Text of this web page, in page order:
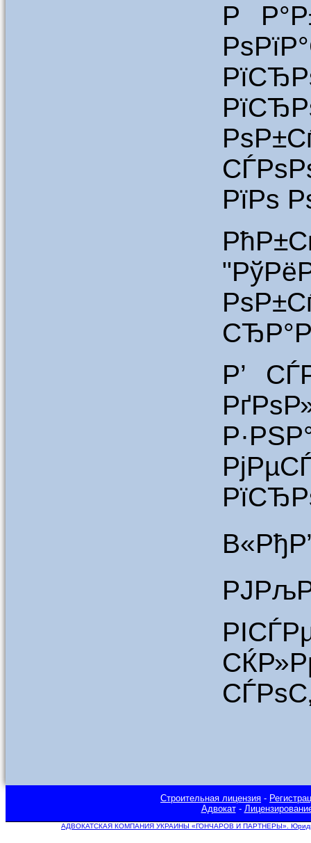
Р
РїРѕ
Р’
Строительная лицензия -
Адвокат-
АДВОКАТСКАЯ КОМПАНИЯ УКРАИНЫ «ГОНЧАРОВ И ПАРТНЕРЫ».